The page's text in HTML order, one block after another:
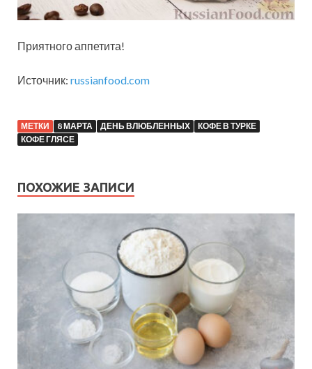
Приятного аппетита!
Источник: russianfood.com
МЕТКИ 8 МАРТА ДЕНЬ ВЛЮБЛЕННЫХ
КОФЕ В ТУРКЕ
КОФЕ ГЛЯСЕ
ПОХОЖИЕ ЗАПИСИ